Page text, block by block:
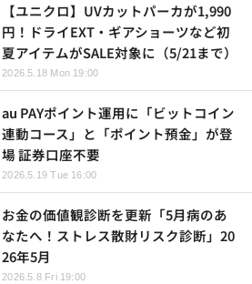
【ユニクロ】UVカットパーカが1,990
円！ドライEXT・ギアショーツなど初
夏アイテムがSALE対象に（5/21まで）
2026.5.18 Mon 19:00
au PAYポイント運用に「ビットコイン
連動コース」と「ポイント預金」が登
場 証券口座不要
2026.5.19 Tue 16:00
お金の価値観診断を更新「5月病のあ
なたへ！ストレス散財リスク診断」20
26年5月
2026.5.8 Fri 19:00